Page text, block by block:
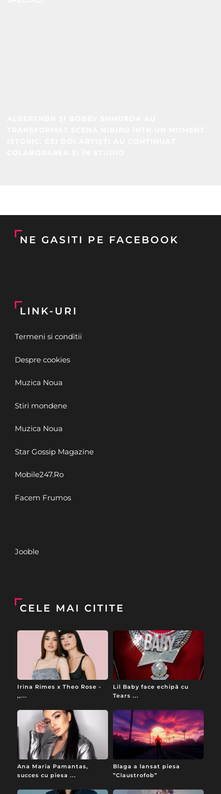
NE GASITI PE FACEBOOK
LINK-URI
Termeni si conditii
Despre cookies
Muzica Noua
Stiri mondene
Muzica Noua
Star Gossip Magazine
Mobile247.Ro
Facem Frumos
Jooble
CELE MAI CITITE
Irina Rimes x Theo Rose -
,,...
Lil Baby face echipă cu
Tears ...
Ana Maria Pamantas,
succes cu piesa ...
Blaga a lansat piesa
”Claustrofob”